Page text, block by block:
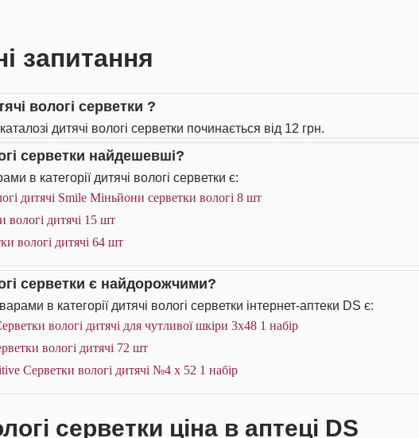
запитання
вологі серветки ?
дитячі вологі серветки починається від 12 грн.
серветки найдешевші?
в категорії дитячі вологі серветки є:
дитячі Smile Міньйони серветки вологі 8 шт
вологі дитячі 15 шт
вологі дитячі 64 шт
серветки є найдорожчими?
в категорії дитячі вологі серветки інтернет-аптеки DS є:
вологі дитячі для чутливої шкіри 3х48 1 набір
вологі дитячі 72 шт
Серветки вологі дитячі №4 х 52 1 набір
серветки ціна в аптеці DS